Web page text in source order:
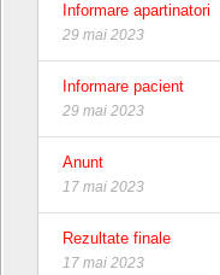
Informare apartinatori
29 mai 2023
Informare pacient
29 mai 2023
Anunt
17 mai 2023
Rezultate finale
17 mai 2023